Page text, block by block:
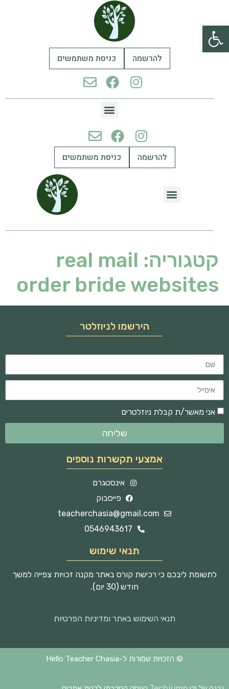
פתח סרגל נגישות
להרשמה כניסת משתמשים
להרשמה כניסת משתמשים
קטגוריה: real mail
order bride websites
הירשמו לניוזלטר
אני מאשר/ת קבלת ניוזלטרים
שליחה
אמצעי תקשרות נוספים
אינסטגרם
פייסבוק
teacherchasia@gmail.com
0546943617
תנאי שימוש
לתשומת ליבכם כי רכישת קורס באתר מקנה זכויות צפייה למשך
חודש (30 יום).
תנאי השימוש באתר ומדיניות הפרטיות
© הזכויות שמורות ל-Hello Teacher Chasia